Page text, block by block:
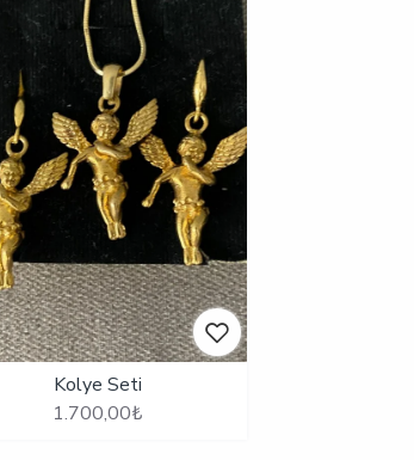
Kolye Seti
1.700,00₺